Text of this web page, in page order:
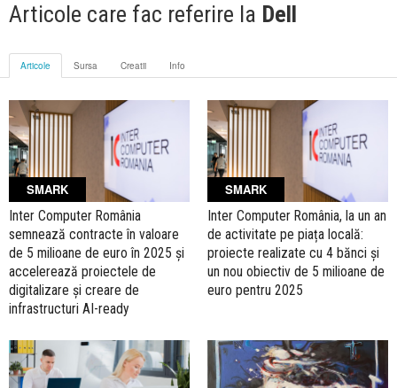
Articole care fac referire la Dell
Articole Sursa Creatii Info
SMARK
Inter Computer România
semnează contracte în valoare
de 5 milioane de euro în 2025 și
accelerează proiectele de
digitalizare și creare de
infrastructuri AI-ready
SMARK
Inter Computer România, la un an
de activitate pe piața locală:
proiecte realizate cu 4 bănci și
un nou obiectiv de 5 milioane de
euro pentru 2025